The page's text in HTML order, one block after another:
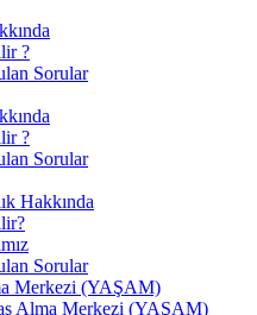
?
Sorular
?
Sorular
Hakkında
Sorular
Merkezi (YAŞAM)
Alma Merkezi (YAŞAM)